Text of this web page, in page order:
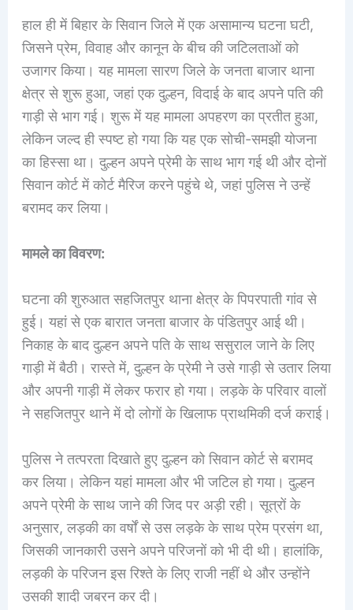
हाल ही में बिहार के सिवान जिले में एक असामान्य घटना घटी,
जिसने प्रेम, विवाह और कानून के बीच की जटिलताओं को
उजागर किया। यह मामला सारण जिले के जनता बाजार थाना
क्षेत्र से शुरू हुआ, जहां एक दुल्हन, विदाई के बाद अपने पति की
गाड़ी से भाग गई। शुरू में यह मामला अपहरण का प्रतीत हुआ,
लेकिन जल्द ही स्पष्ट हो गया कि यह एक सोची-समझी योजना
का हिस्सा था। दुल्हन अपने प्रेमी के साथ भाग गई थी और दोनों
सिवान कोर्ट में कोर्ट मैरिज करने पहुंचे थे, जहां पुलिस ने उन्हें
बरामद कर लिया।
मामले का विवरण:
घटना की शुरुआत सहजितपुर थाना क्षेत्र के पिपरपाती गांव से
हुई। यहां से एक बारात जनता बाजार के पंडितपुर आई थी।
निकाह के बाद दुल्हन अपने पति के साथ ससुराल जाने के लिए
गाड़ी में बैठी। रास्ते में, दुल्हन के प्रेमी ने उसे गाड़ी से उतार लिया
और अपनी गाड़ी में लेकर फरार हो गया। लड़के के परिवार वालों
ने सहजितपुर थाने में दो लोगों के खिलाफ प्राथमिकी दर्ज कराई।
पुलिस ने तत्परता दिखाते हुए दुल्हन को सिवान कोर्ट से बरामद
कर लिया। लेकिन यहां मामला और भी जटिल हो गया। दुल्हन
अपने प्रेमी के साथ जाने की जिद पर अड़ी रही। सूत्रों के
अनुसार, लड़की का वर्षों से उस लड़के के साथ प्रेम प्रसंग था,
जिसकी जानकारी उसने अपने परिजनों को भी दी थी। हालांकि,
लड़की के परिजन इस रिश्ते के लिए राजी नहीं थे और उन्होंने
उसकी शादी जबरन कर दी।